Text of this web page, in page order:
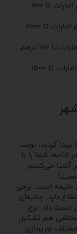
هتل‌های ۴ ستاره دبی : حدود ۱۷۰ درهم امارات تا ۷۰۰
هتل‌های ۵ ستاره دبی : حدود ۲۸۰ درهم امارات تا ۲۰۰۰
قیمت هاستل دبی : از شبی ۷۰ درهم امارات تا ۱۷۰ درهم
قیمت آپارتمان دبی : از شبی ۴۰ درهم امارات تا ۱۵۰۰
کردید، نوبت
شما را با
آشنا می‌کنیم:
خلیفه است. برجی
طول کشید و ۸۲۸ متر ارتفاع دارد. جاذبه‌ای
دست داد. برج
هم تشکیل
نورپردازی